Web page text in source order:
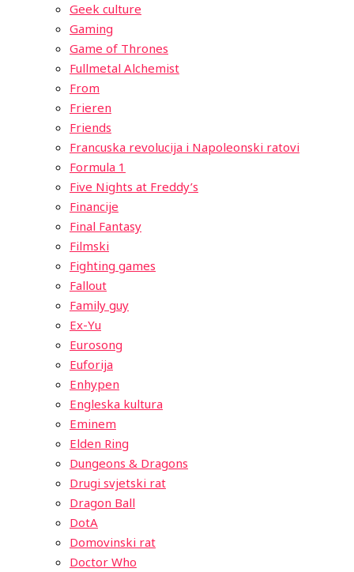
Geek culture
Gaming
Game of Thrones
Fullmetal Alchemist
From
Frieren
Friends
Francuska revolucija i Napoleonski ratovi
Formula 1
Five Nights at Freddy’s
Financije
Final Fantasy
Filmski
Fighting games
Fallout
Family guy
Ex-Yu
Eurosong
Euforija
Enhypen
Engleska kultura
Eminem
Elden Ring
Dungeons & Dragons
Drugi svjetski rat
Dragon Ball
DotA
Domovinski rat
Doctor Who